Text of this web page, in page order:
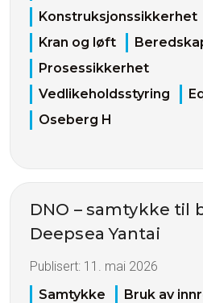
Konstruksjonssikkerhet
Kran og løft
Prosessikkerhet
Vedlikeholdsstyring
Oseberg H
DNO – samtykke til
Deepsea Yantai
Publisert: 11. mai 2026
Samtykke
Bruk av